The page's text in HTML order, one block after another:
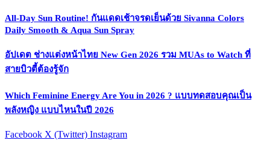
All-Day Sun Routine! กันแดดเช้าจรดเย็นด้วย Sivanna Colors
Daily Smooth & Aqua Sun Spray
อัปเดต ช่างแต่งหน้าไทย New Gen 2026 รวม MUAs to Watch ที่
สายบิวตี้ต้องรู้จัก
Which Feminine Energy Are You in 2026 ? แบบทดสอบคุณเป็น
พลังหญิง แบบไหนในปี 2026
Facebook X (Twitter) Instagram